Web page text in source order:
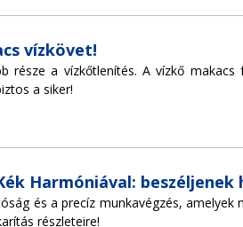
vízkövet!
része a vízkőtlenítés. A vízkő
a siker!
Harmóniával:
és a precíz munkavégzés,
részleteire!